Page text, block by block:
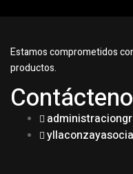
Estamos comprometidos
productos.